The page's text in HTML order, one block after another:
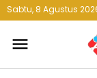
Sabtu, 8 Agustus
menu